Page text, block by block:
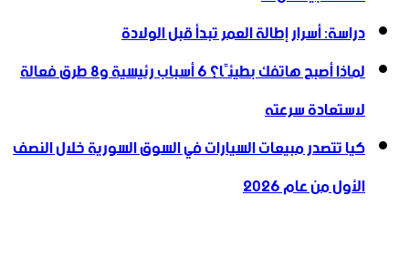
دراسة: أسرار إطالة العمر تبدأ قبل الولادة
لماذا أصبح هاتفك بطيئًا؟ 6 أسباب رئيسية و8 طرق فعالة
لاستعادة سرعته
كيا تتصدر مبيعات السيارات في السوق السورية خلال النصف
الأول من عام 2026